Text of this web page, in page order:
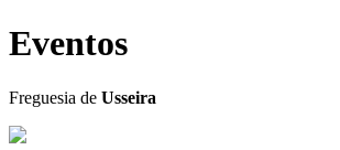
Eventos
Freguesia de Usseira